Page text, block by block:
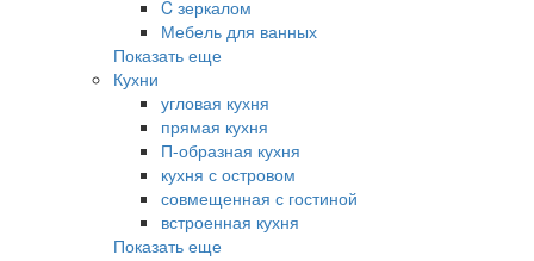
C зеркалом
Мебель для ванных
Показать еще
Кухни
угловая кухня
прямая кухня
П-образная кухня
кухня с островом
совмещенная с гостиной
встроенная кухня
Показать еще